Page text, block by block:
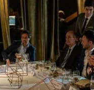
A
Agentes de IA